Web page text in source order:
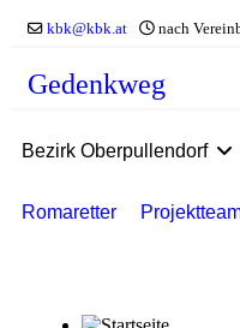
kbk@kbk.at nach
Gedenkweg
Bezirk Oberpullendorf
Romaretter